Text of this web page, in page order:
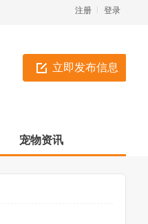
登录
注册
立即发布信息
宠物资讯